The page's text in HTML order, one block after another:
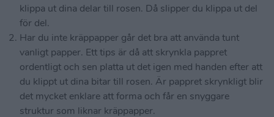
klippa ut dina delar till rosen. Då slipper du klippa ut del
för del.
Har du inte kräppapper går det bra att använda tunt
vanligt papper. Ett tips är då att skrynkla pappret
ordentligt och sen platta ut det igen med handen efter att
du klippt ut dina bitar till rosen. Är pappret skrynkligt blir
det mycket enklare att forma och får en snyggare
struktur som liknar kräppapper.